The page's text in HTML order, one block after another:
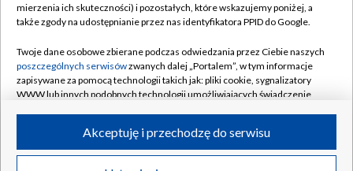
Naziemna Telewizja Cyfrowa
Rada Programowa
System NOS
Informacje o nadawcy
Program dla prasy
Pomoc
Kontakt
Kanały
©2026 Telewizja Polska S.A. w likwidacji
mierzenia ich skuteczności) i pozostałych, które wskazujemy poniżej, a
także zgody na udostępnianie przez nas identyfikatora PPID do Google.
Twoje dane osobowe zbierane podczas odwiedzania przez Ciebie naszych
poszczególnych serwisówzwanych dalej „Portalem”, w tym informacje
zapisywane za pomocą technologii takich jak: pliki cookie, sygnalizatory
WWW lub innych podobnych technologii umożliwiających świadczenie
ruchu w Internecie.
Twoje dane osobowe zbierane podczas odwiedzania przez Ciebie
Akceptuję i przechodzę do serwisu